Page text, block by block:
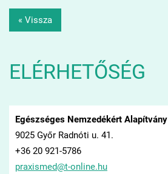
« Vissza
ELÉRHETŐSÉG
Egészséges Nemzedékért Alapítvány
9025 Győr Radnóti u. 41.
+36 20 921-5786
praxismed@t-online.hu